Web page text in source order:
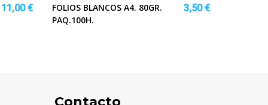
11,00 €
FOLIOS BLANCOS A4. 80GR.
PAQ.100H.
3,50 €
Contacto